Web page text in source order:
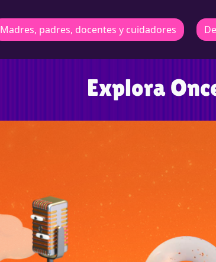
Madres, padres, docentes y cuidadores
Explora